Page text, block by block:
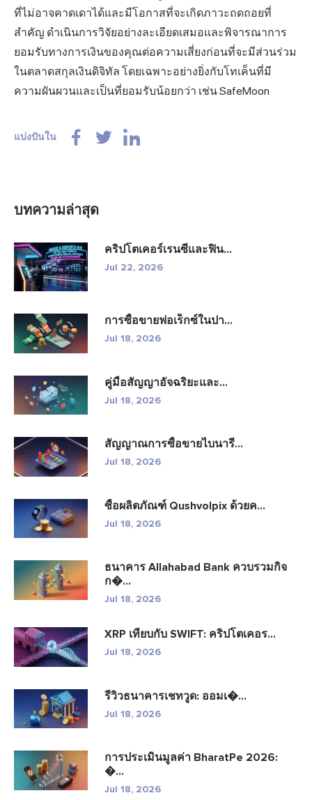
ที่ไม่อาจคาดเดาได้และมีโอกาสที่จะเกิดภาวะถดถอยที่
สำคัญ ดำเนินการวิจัยอย่างละเอียดเสมอและพิจารณาการ
ยอมรับทางการเงินของคุณต่อความเสี่ยงก่อนที่จะมีส่วนร่วม
ในตลาดสกุลเงินดิจิทัล โดยเฉพาะอย่างยิ่งกับโทเค็นที่มี
ความผันผวนและเป็นที่ยอมรับน้อยกว่า เช่น SafeMoon
แบ่งปันใน
บทความล่าสุด
คริปโตเคอร์เรนซีและฟิน...
Jul 22, 2026
การซื้อขายฟอเร็กซ์ในปา...
Jul 18, 2026
คู่มือสัญญาอัจฉริยะและ...
Jul 18, 2026
สัญญาณการซื้อขายไบนารี...
Jul 18, 2026
ซื้อผลิตภัณฑ์ Qushvolpix ด้วยค...
Jul 18, 2026
ธนาคาร Allahabad Bank ควบรวมกิจ
ก�...
Jul 18, 2026
XRP เทียบกับ SWIFT: คริปโตเคอร...
Jul 18, 2026
รีวิวธนาคารเชทวูด: ออมเ�...
Jul 18, 2026
การประเมินมูลค่า BharatPe 2026:
�...
Jul 18, 2026